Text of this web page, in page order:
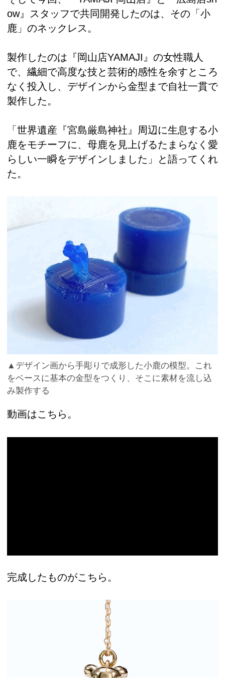
ow』スタッフで共同開発したのは、その「小
鹿」のネックレス。
製作したのは『岡山店YAMAJI』の女性職人
で、繊細で高度な技と芸術的感性を余すところ
なく投入し、デザインから金型まで自社一貫で
製作した。
「世界遺産『宮島厳島神社』周辺に生息する小
鹿をモチーフに、母鹿を見上げるたまらなく愛
らしい一瞬をデザインしました」と語ってくれ
た。
▲デザイン画から手彫りで成形した小鹿の模型。これ
をベースに基本の金型をつくり、そこに素材を流し込
み製作する
動画はこちら。
完成したものがこちら。